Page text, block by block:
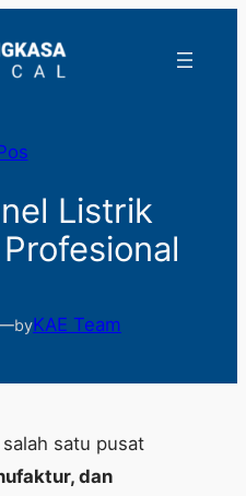
Listrik
byKAE Team
satu pusat
dan